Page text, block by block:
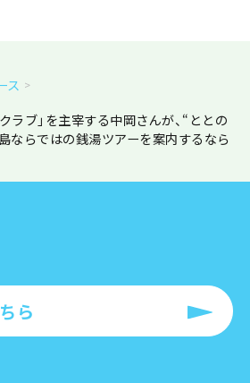
ス
ラブ」を主宰する中岡さんが、“ととの
ならではの銭湯ツアーを案内するなら
ら